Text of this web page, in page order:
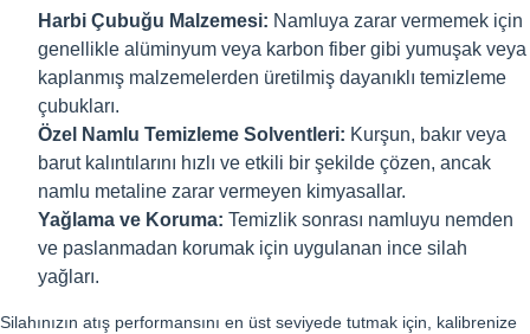
Harbi Çubuğu Malzemesi: Namluya zarar vermemek için
genellikle alüminyum veya karbon fiber gibi yumuşak veya
kaplanmış malzemelerden üretilmiş dayanıklı temizleme
çubukları.
Özel Namlu Temizleme Solventleri: Kurşun, bakır veya
barut kalıntılarını hızlı ve etkili bir şekilde çözen, ancak
namlu metaline zarar vermeyen kimyasallar.
Yağlama ve Koruma: Temizlik sonrası namluyu nemden
ve paslanmadan korumak için uygulanan ince silah
yağları.
Silahınızın atış performansını en üst seviyede tutmak için, kalibrenize